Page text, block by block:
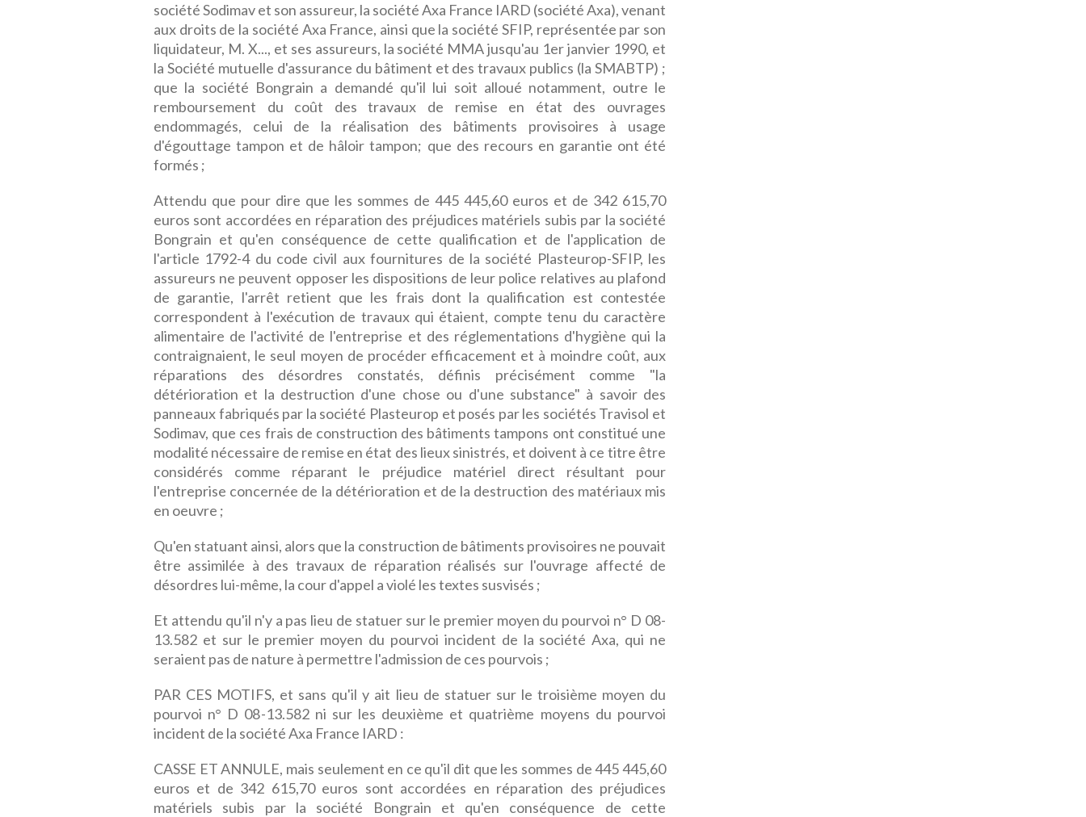
société Sodimav et son assureur, la société Axa France IARD (société Axa), venant
aux droits de la société Axa France, ainsi que la société SFIP, représentée par son
liquidateur, M. X..., et ses assureurs, la société MMA jusqu'au 1er janvier 1990, et
la Société mutuelle d'assurance du bâtiment et des travaux publics (la SMABTP) ;
que la société Bongrain a demandé qu'il lui soit alloué notamment, outre le
remboursement du coût des travaux de remise en état des ouvrages
endommagés, celui de la réalisation des bâtiments provisoires à usage
d'égouttage tampon et de hâloir tampon; que des recours en garantie ont été
formés ;
Attendu que pour dire que les sommes de 445 445,60 euros et de 342 615,70
euros sont accordées en réparation des préjudices matériels subis par la société
Bongrain et qu'en conséquence de cette qualification et de l'application de
l'article 1792-4 du code civil aux fournitures de la société Plasteurop-SFIP, les
assureurs ne peuvent opposer les dispositions de leur police relatives au plafond
de garantie, l'arrêt retient que les frais dont la qualification est contestée
correspondent à l'exécution de travaux qui étaient, compte tenu du caractère
alimentaire de l'activité de l'entreprise et des réglementations d'hygiène qui la
contraignaient, le seul moyen de procéder efficacement et à moindre coût, aux
réparations des désordres constatés, définis précisément comme "la
détérioration et la destruction d'une chose ou d'une substance" à savoir des
panneaux fabriqués par la société Plasteurop et posés par les sociétés Travisol et
Sodimav, que ces frais de construction des bâtiments tampons ont constitué une
modalité nécessaire de remise en état des lieux sinistrés, et doivent à ce titre être
considérés comme réparant le préjudice matériel direct résultant pour
l'entreprise concernée de la détérioration et de la destruction des matériaux mis
en oeuvre ;
Qu'en statuant ainsi, alors que la construction de bâtiments provisoires ne pouvait
être assimilée à des travaux de réparation réalisés sur l'ouvrage affecté de
désordres lui-même, la cour d'appel a violé les textes susvisés ;
Et attendu qu'il n'y a pas lieu de statuer sur le premier moyen du pourvoi n° D 08-
13.582 et sur le premier moyen du pourvoi incident de la société Axa, qui ne
seraient pas de nature à permettre l'admission de ces pourvois ;
PAR CES MOTIFS, et sans qu'il y ait lieu de statuer sur le troisième moyen du
pourvoi n° D 08-13.582 ni sur les deuxième et quatrième moyens du pourvoi
incident de la société Axa France IARD :
CASSE ET ANNULE, mais seulement en ce qu'il dit que les sommes de 445 445,60
euros et de 342 615,70 euros sont accordées en réparation des préjudices
matériels subis par la société Bongrain et qu'en conséquence de cette